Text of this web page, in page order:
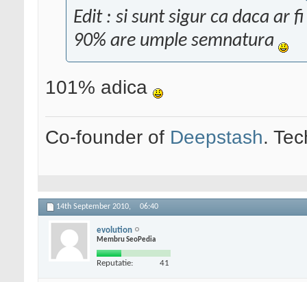
Edit : si sunt sigur ca daca ar
90% are umple semnatura
101% adica
Co-founder of Deepstash.
14th September 2010, 06:40
evolution
Membru SeoPedia
Reputatie: 41